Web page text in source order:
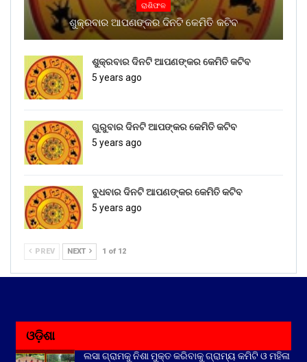
ରାଶିଫଳ
ଶୁକ୍ରବାର ଆପଣଙ୍କର ଦିନଟି କେମିତି କଟିବ
ଶୁକ୍ରବାର ଦିନଟି ଆପଣଙ୍କର କେମିତି କଟିବ
5 years ago
ଗୁରୁବାର ଦିନଟି ଆପଙ୍କର କେମିତି କଟିବ
5 years ago
ବୁଧବାର ଦିନଟି ଆପଣଙ୍କର କେମିତି କଟିବ
5 years ago
PREV NEXT 1 of 12
ଓଡ଼ିଶା
ଲସା ଗ୍ରାମକୁ ନିଶା ମୁକ୍ତ କରିବାକୁ ଗ୍ରାମ୍ୟ କମିଟି ଓ ମହିଳା